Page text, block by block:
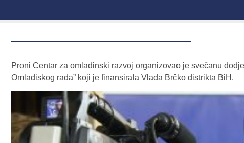
Proni Centar za omladinski razvoj organizovao je svečanu
Omladiskog rada” koji je finansirala Vlada Brčko distrikta BiH.